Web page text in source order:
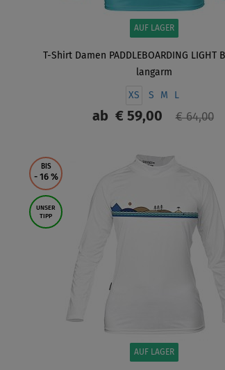
AUF LAGER
T-Shirt Damen PADDLEBOARDING LIGHT
langarm
XS S M L
ab€ 59,00 € 64,00
BIS
- 16 %
UNSER
TIPP
AUF LAGER